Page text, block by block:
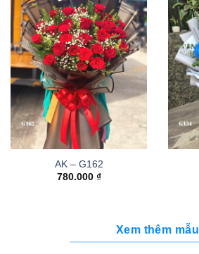
AK – G162
780.000 ₫
Xem thêm mẫu